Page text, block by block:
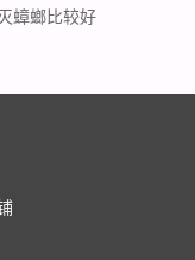
蟑螂比较好